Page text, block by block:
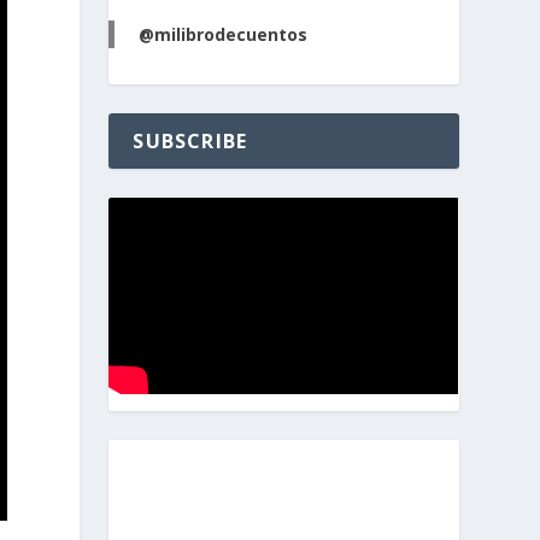
@milibrodecuentos
SUBSCRIBE